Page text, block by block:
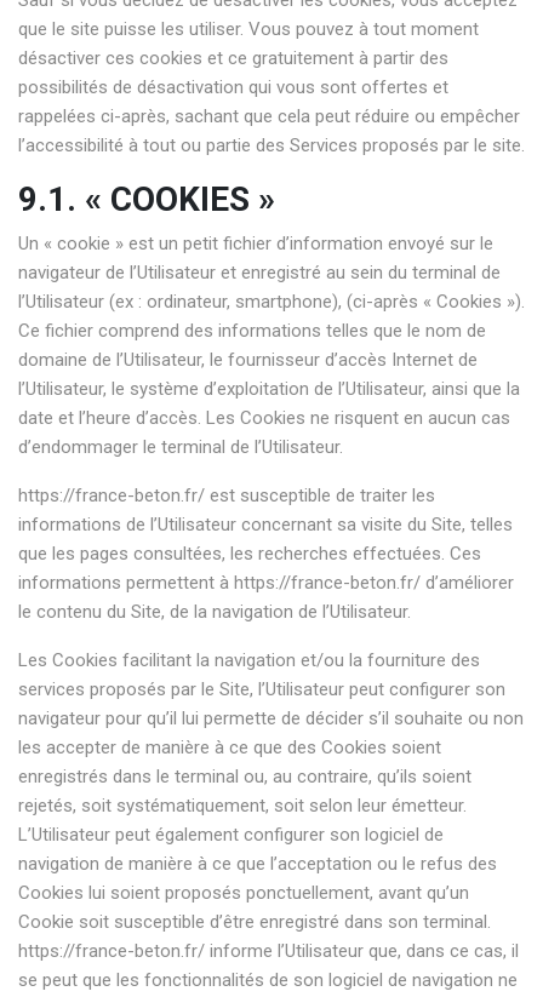
que le site puisse les utiliser. Vous pouvez à tout moment
désactiver ces cookies et ce gratuitement à partir des
possibilités de désactivation qui vous sont offertes et
rappelées ci-après, sachant que cela peut réduire ou empêcher
l’accessibilité à tout ou partie des Services proposés par le site.
9.1. « COOKIES »
Un « cookie » est un petit fichier d’information envoyé sur le
navigateur de l’Utilisateur et enregistré au sein du terminal de
l’Utilisateur (ex : ordinateur, smartphone), (ci-après « Cookies »).
Ce fichier comprend des informations telles que le nom de
domaine de l’Utilisateur, le fournisseur d’accès Internet de
l’Utilisateur, le système d’exploitation de l’Utilisateur, ainsi que la
date et l’heure d’accès. Les Cookies ne risquent en aucun cas
d’endommager le terminal de l’Utilisateur.
https://france-beton.fr/ est susceptible de traiter les
informations de l’Utilisateur concernant sa visite du Site, telles
que les pages consultées, les recherches effectuées. Ces
informations permettent à https://france-beton.fr/ d’améliorer
le contenu du Site, de la navigation de l’Utilisateur.
Les Cookies facilitant la navigation et/ou la fourniture des
services proposés par le Site, l’Utilisateur peut configurer son
navigateur pour qu’il lui permette de décider s’il souhaite ou non
les accepter de manière à ce que des Cookies soient
enregistrés dans le terminal ou, au contraire, qu’ils soient
rejetés, soit systématiquement, soit selon leur émetteur.
L’Utilisateur peut également configurer son logiciel de
navigation de manière à ce que l’acceptation ou le refus des
Cookies lui soient proposés ponctuellement, avant qu’un
Cookie soit susceptible d’être enregistré dans son terminal.
https://france-beton.fr/ informe l’Utilisateur que, dans ce cas, il
se peut que les fonctionnalités de son logiciel de navigation ne